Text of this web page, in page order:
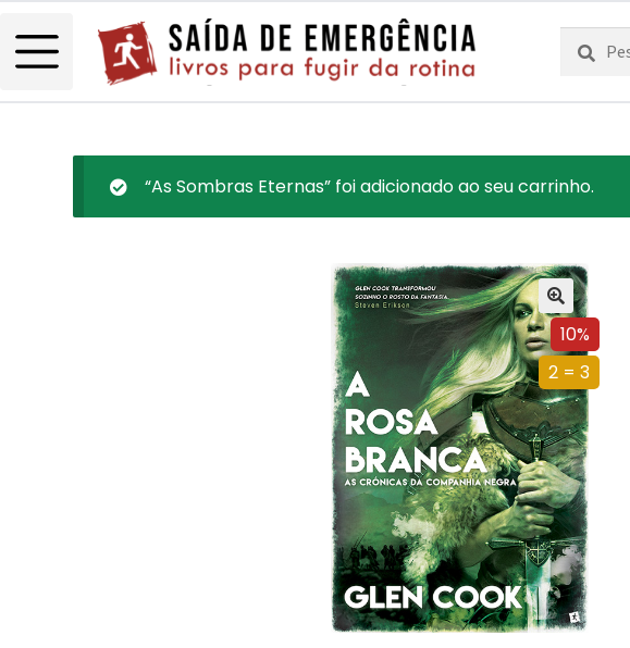
Pesquisar
por:
Pesquisa
“As Sombras Eternas” foi adicionado ao seu carrinho.
10%
2 = 3